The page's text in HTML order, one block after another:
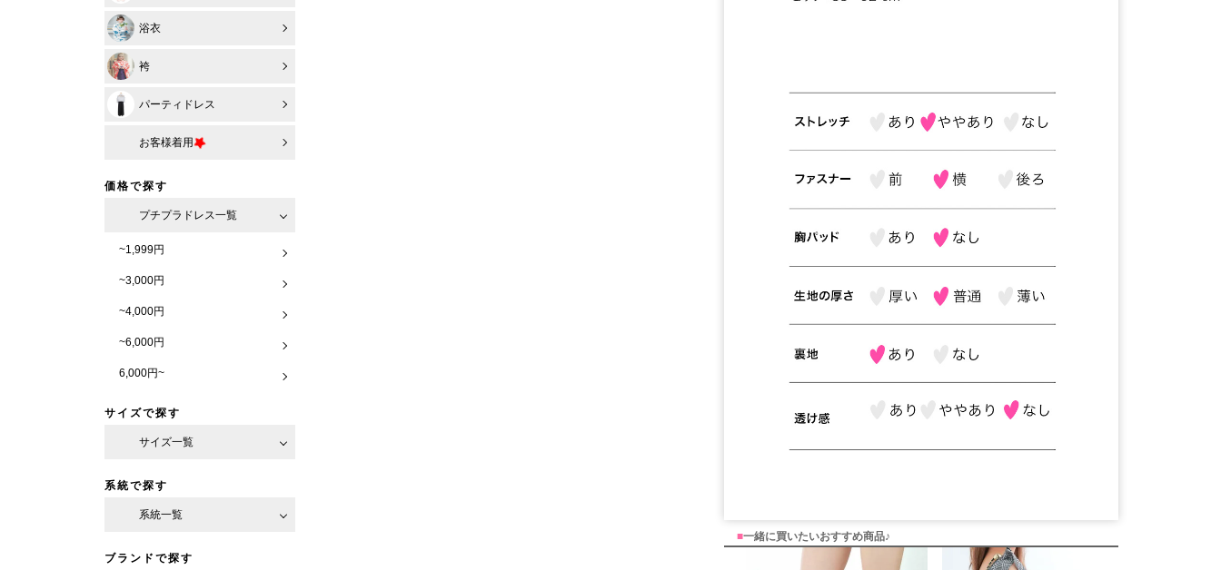
浴衣
袴
パーティドレス
お客様着用
価格で探す
プチプラドレス一覧
~1,999円
~3,000円
~4,000円
~6,000円
6,000円~
サイズで探す
サイズ一覧
系統で探す
系統一覧
ブランドで探す
■一緒に買いたいおすすめ商品♪